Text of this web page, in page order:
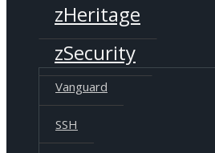
zHeritage
zSecurity
Vanguard
SSH